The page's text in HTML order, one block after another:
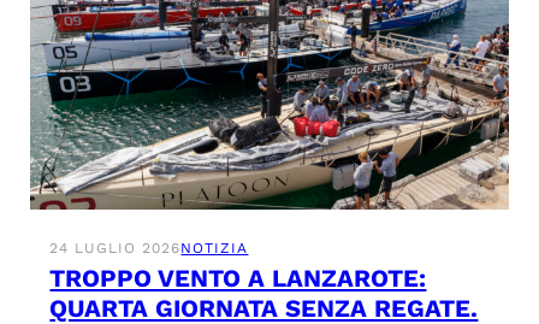
24 LUGLIO 2026NOTIZIA
TROPPO VENTO A LANZAROTE:
QUARTA GIORNATA SENZA REGATE.